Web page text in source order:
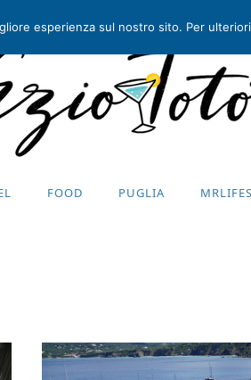
FOOD PUGLIA
FOOD PUGLIA
esperienza sul nostro sito. Per